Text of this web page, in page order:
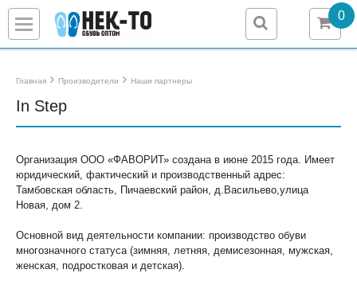
0
Главная Производители Наши партнеры
In Step
Организация ООО «ФАВОРИТ» создана в июне 2015 года. Имеет
юридический, фактический и производственный адрес:
Тамбовская область, Пичаевский район, д.Васильево,улица
Новая, дом 2.
Основной вид деятельности компании: производство обуви
многозначного статуса (зимняя, летняя, демисезонная, мужская,
женская, подростковая и детская).
Назад
Галоши/Сабо
Назад
Галоши/Сабо
Назад
Галоши/Сабо
Назад
Учредительные документы